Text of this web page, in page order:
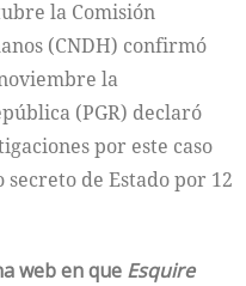
la Comisión
(CNDH) confirmó
la
(PGR) declaró
por este caso
secreto de Estado por 12
web en que Esquire